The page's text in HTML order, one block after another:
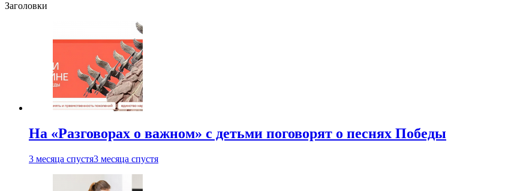
Заголовки
На «Разговорах о важном» с детьми поговорят о песнях Победы
3 месяца спустя3 месяца спустя